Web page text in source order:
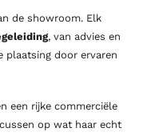
de showroom. Elk
, van advies en
plaatsing door ervaren
een rijke commerciële
op wat haar echt